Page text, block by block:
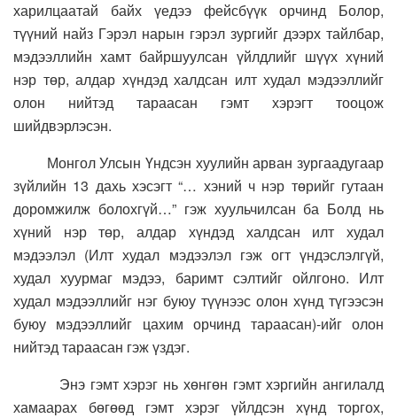
харилцаатай байх үедээ фейсбүүк орчинд Болор,
түүний найз Гэрэл нарын гэрэл зургийг дээрх тайлбар,
мэдээллийн хамт байршуулсан үйлдлийг шүүх хүний
нэр төр, алдар хүндэд халдсан илт худал мэдээллийг
олон нийтэд тараасан гэмт хэрэгт тооцож
шийдвэрлэсэн.
Монгол Улсын Үндсэн хуулийн арван зургаадугаар
зүйлийн 13 дахь хэсэгт “… хэний ч нэр төрийг гутаан
доромжилж болохгүй…” гэж хуульчилсан ба Болд нь
хүний нэр төр, алдар хүндэд халдсан илт худал
мэдээлэл (Илт худал мэдээлэл гэж огт үндэслэлгүй,
худал хуурмаг мэдээ, баримт сэлтийг ойлгоно. Илт
худал мэдээллийг нэг буюу түүнээс олон хүнд түгээсэн
буюу мэдээллийг цахим орчинд тараасан)-ийг олон
нийтэд тараасан гэж үздэг.
Энэ гэмт хэрэг нь хөнгөн гэмт хэргийн ангилалд
хамаарах бөгөөд гэмт хэрэг үйлдсэн хүнд торгох,